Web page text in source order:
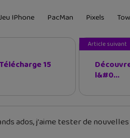
Jeu IPhone PacMan Pixels
15
Article suivant
l&#0...
ados, j'aime tester de